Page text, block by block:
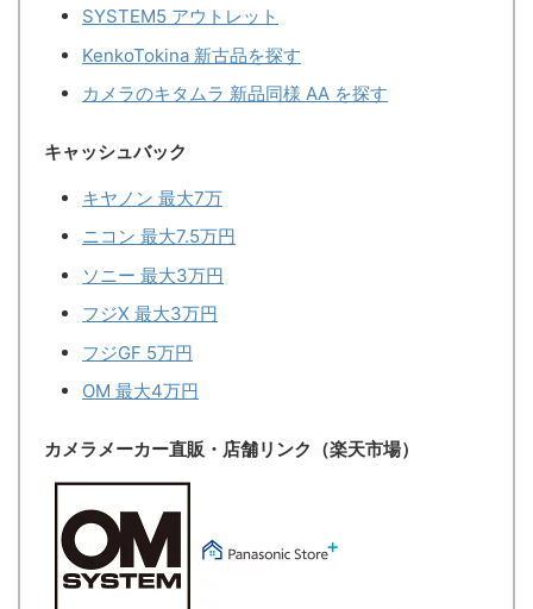
SYSTEM5 アウトレット
KenkoTokina 新古品を探す
カメラのキタムラ 新品同様 AA を探す
キャッシュバック
キヤノン 最大7万
ニコン 最大7.5万円
ソニー 最大3万円
フジX 最大3万円
フジGF 5万円
OM 最大4万円
カメラメーカー直販・店舗リンク（楽天市場）